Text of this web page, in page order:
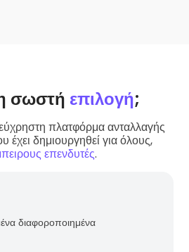
η σωστή επιλογή;
πλατφόρμα ανταλλαγής
δημιουργηθεί για όλους,
επενδυτές.
& έμπειρους
σε λίγα λεπτά
διαφοροποιημένα